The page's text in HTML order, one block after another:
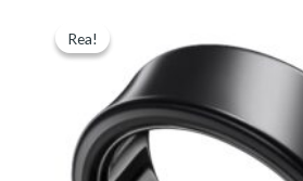
Rea!
Rea!
priset